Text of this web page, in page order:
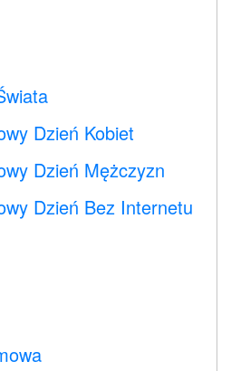
Dzień Kobiet
Dzień Mężczyzn
Dzień Bez Internetu